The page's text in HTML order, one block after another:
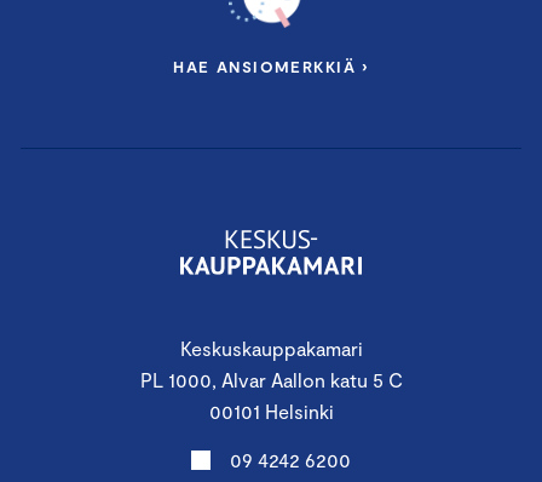
Keskuskauppakamari
PL 1000, Alvar Aallon katu 5 C
00101 Helsinki
09 4242 6200
HAE ANSIOMERKKIÄ ›